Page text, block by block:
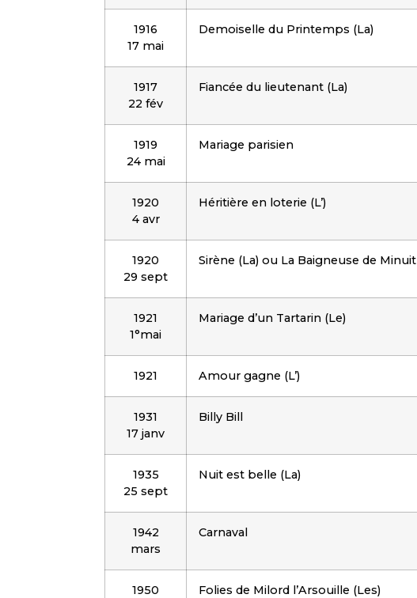
1916
17 mai
Demoiselle du Printemps (La)
1917
22 fév
Fiancée du lieutenant (La)
1919
24 mai
Mariage parisien
1920
4 avr
Héritière en loterie (L’)
1920
29 sept
Sirène (La) ou La Baigneuse de Minuit
1921
1°mai
Mariage d’un Tartarin (Le)
1921 Amour gagne (L’)
1931
17 janv
Billy Bill
1935
25 sept
Nuit est belle (La)
1942
mars
Carnaval
1950
Folies de Milord l’Arsouille (Les)